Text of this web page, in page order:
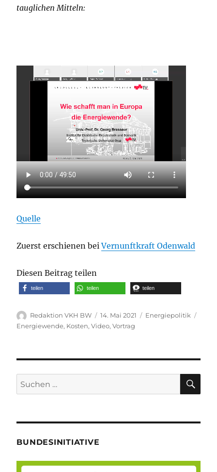
tauglichen Mitteln:
Quelle
Zuerst erschienen beiVernunftkraft Odenwald
Diesen Beitrag teilen
teilen teilen teilen
Autor
Redaktion VKH BW
Veröffentlicht
am
14. Mai 2021 Kategorien
Energiepolitik
Energiewende, Kosten,Video,Vortrag
Suche
nach:
BUNDESINITIATIVE